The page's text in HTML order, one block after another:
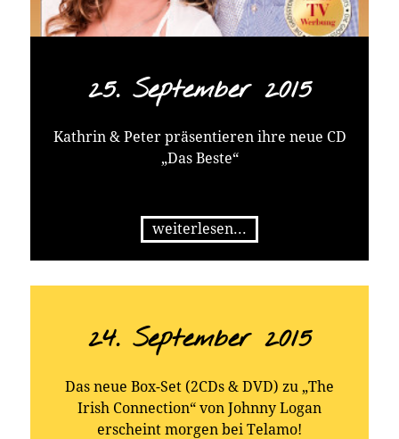
25. September 2015
Kathrin & Peter präsentieren ihre neue CD
„Das Beste“
weiterlesen...
24. September 2015
Das neue Box-Set (2CDs & DVD) zu „The
Irish Connection“ von Johnny Logan
erscheint morgen bei Telamo!